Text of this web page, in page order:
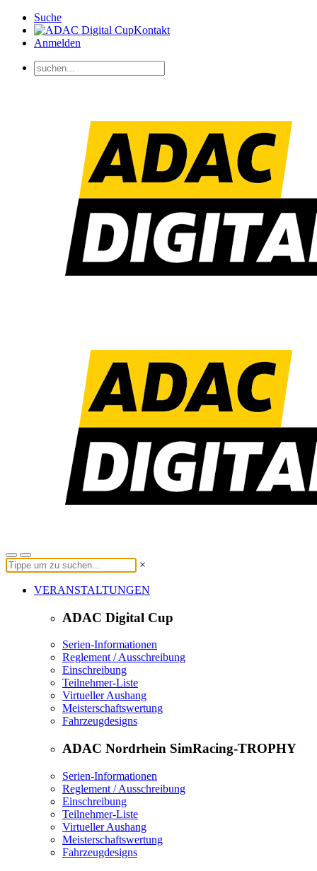
Suche
Kontakt
Anmelden
×
VERANSTALTUNGEN
ADAC Digital Cup
Serien-Informationen
Reglement / Ausschreibung
Einschreibung
Teilnehmer-Liste
Virtueller Aushang
Meisterschaftswertung
Fahrzeugdesigns
ADAC Nordrhein SimRacing-TROPHY
Serien-Informationen
Reglement / Ausschreibung
Einschreibung
Teilnehmer-Liste
Virtueller Aushang
Meisterschaftswertung
Fahrzeugdesigns